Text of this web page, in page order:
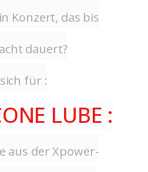
Konzert, das bis
dauert?
für :
LUBE :
aus der Xpower-